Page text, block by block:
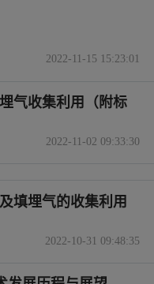
2022-11-15 15:23:01
气收集利用（附标
2022-11-02 09:33:30
填埋气的收集利用
2022-10-31 09:48:35